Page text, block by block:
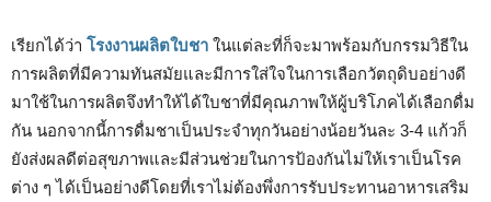
เรียกได้ว่า โรงงานผลิตใบชา ในแต่ละที่ก็จะมาพร้อมกับกรรมวิธีใน
การผลิตที่มีความทันสมัยและมีการใส่ใจในการเลือกวัตถุดิบอย่างดี
มาใช้ในการผลิตจึงทำให้ได้ใบชาที่มีคุณภาพให้ผู้บริโภคได้เลือกดื่ม
กัน นอกจากนี้การดื่มชาเป็นประจำทุกวันอย่างน้อยวันละ 3-4 แก้วก็
ยังส่งผลดีต่อสุขภาพและมีส่วนช่วยในการป้องกันไม่ให้เราเป็นโรค
ต่าง ๆ ได้เป็นอย่างดีโดยที่เราไม่ต้องพึ่งการรับประทานอาหารเสริม